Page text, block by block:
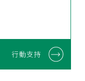
行動支持